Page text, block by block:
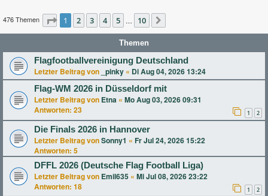
476 Themen Seite1 von 10
1 2 3 4 5 … 10
Themen
Flagfootballvereinigung Deutschland
Letzter Beitrag von _pinky « Di Aug 04, 2026 13:24
Flag-WM 2026 in Düsseldorf mit
Letzter Beitrag von Etna « Mo Aug 03, 2026 09:31
Antworten: 23 1 2
Die Finals 2026 in Hannover
Letzter Beitrag vonSonny1 « Fr Jul 24, 2026 15:22
Antworten: 5
DFFL 2026 (Deutsche Flag Football Liga)
Letzter Beitrag von Emil635 « Mi Jul 08, 2026 23:22
Antworten: 18 1 2